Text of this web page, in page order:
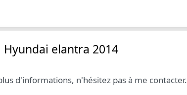
Hyundai elantra 2014
d'informations, n'hésitez pas à me contacter.